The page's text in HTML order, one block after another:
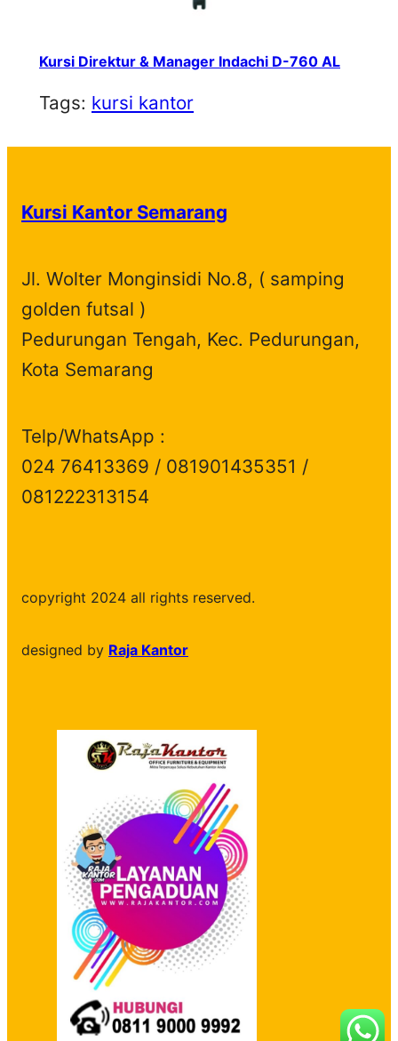
Kursi Direktur & Manager Indachi D-760 AL
Tags: kursi kantor
Kursi Kantor Semarang
Jl. Wolter Monginsidi No.8, ( samping
golden futsal )
Pedurungan Tengah, Kec. Pedurungan,
Kota Semarang
Telp/WhatsApp :
024 76413369 / 081901435351 /
081222313154
copyright 2024 all rights reserved.
designed by Raja Kantor